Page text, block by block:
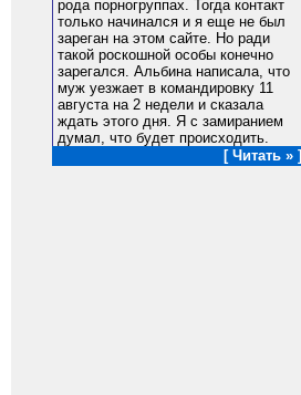
рода порногруппах. Тогда контакт
только начинался и я еще не был
зареган на этом сайте. Но ради
такой роскошной особы конечно
зарегался. Альбина написала, что
муж уезжает в командировку 11
августа на 2 недели и сказала
ждать этого дня. Я с замиранием
думал, что будет происходить.
[ Читать » ]